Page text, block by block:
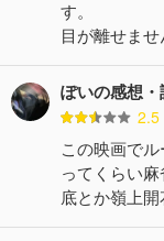
す。
目が離せませ
ぽいの感想・
2.5
この映画で
ってくらい
底とか嶺上